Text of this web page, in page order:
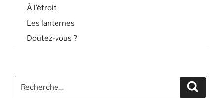
À l’étroit
Les lanternes
Doutez-vous ?
pour